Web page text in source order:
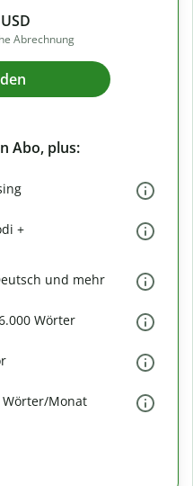
USD
Abrechnung
Abo, plus:
+
und mehr
Wörter
Wörter/Monat